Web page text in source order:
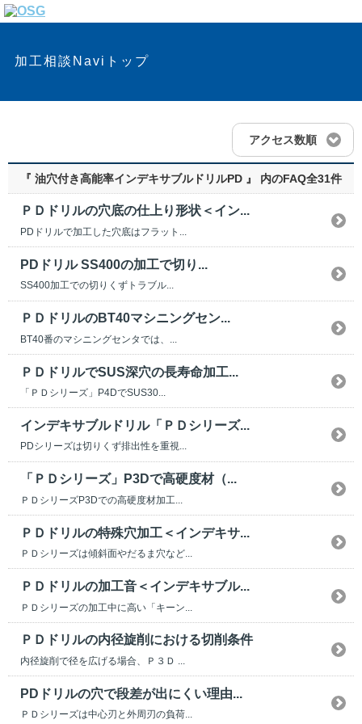
加工相談Naviトップ
アクセス数順
『 油穴付き高能率インデキサブルドリルPD 』 内のFAQ全31件
ＰＤドリルの穴底の仕上り形状＜イン...
PDドリルで加工した穴底はフラット...
PDドリル SS400の加工で切り...
SS400加工での切りくずトラブル...
ＰＤドリルのBT40マシニングセン...
BT40番のマシニングセンタでは、...
ＰＤドリルでSUS深穴の長寿命加工...
「ＰＤシリーズ」P4DでSUS30...
インデキサブルドリル「ＰＤシリーズ...
PDシリーズは切りくず排出性を重視...
「ＰＤシリーズ」P3Dで高硬度材（...
ＰＤシリーズP3Dでの高硬度材加工...
ＰＤドリルの特殊穴加工＜インデキサ...
ＰＤシリーズは傾斜面やだるま穴など...
ＰＤドリルの加工音＜インデキサブル...
ＰＤシリーズの加工中に高い「キーン...
ＰＤドリルの内径旋削における切削条件
内径旋削で径を広げる場合、Ｐ３Ｄ ...
PDドリルの穴で段差が出にくい理由...
ＰＤシリーズは中心刃と外周刃の負荷...